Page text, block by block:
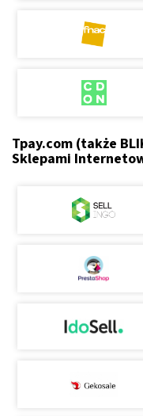
Tpay.com (także
Sklepami